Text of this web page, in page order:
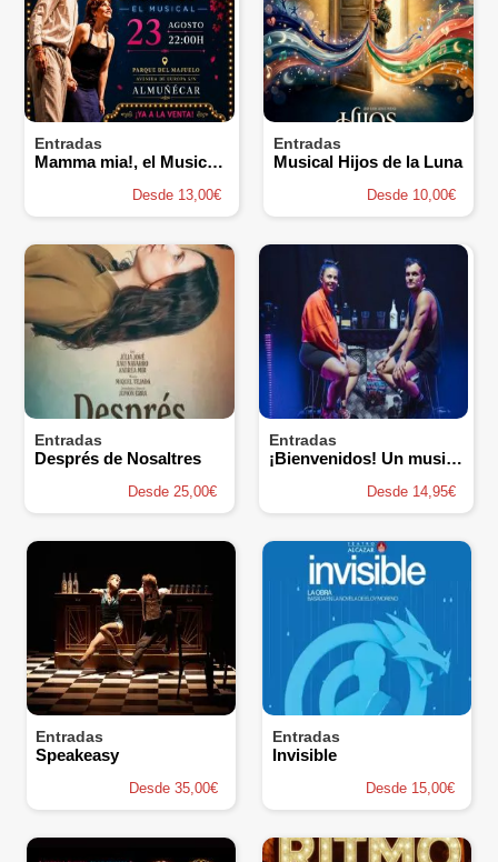
Entradas
Mamma mia!, el Musical - Elenco Teatro
Desde 13,00€
Entradas
Musical Hijos de la Luna
Desde 10,00€
Entradas
Després de Nosaltres
Desde 25,00€
Entradas
¡Bienvenidos! Un musical de los 80's y los 90's
Desde 14,95€
Entradas
Speakeasy
Desde 35,00€
Entradas
Invisible
Desde 15,00€